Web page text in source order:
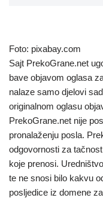
Foto: pixabay.com
Sajt PrekoGrane.net
bave objavom oglasa
nalaze samo djelovi
originalnom oglasu
PrekoGrane.net nije
pronalaženju posla.
odgovornosti za
koje prenosi.
te ne snosi bilo kakvu
posljedice iz domene